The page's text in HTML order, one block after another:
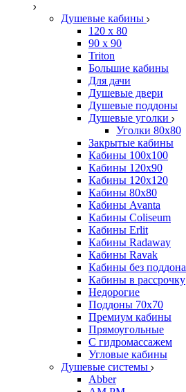
Душевые кабины
120 x 80
90 х 90
Triton
Большие кабины
Для дачи
Душевые двери
Душевые поддоны
Душевые уголки
Уголки 80х80
Закрытые кабины
Кабины 100x100
Кабины 120x90
Кабины 120х120
Кабины 80х80
Кабины Avanta
Кабины Coliseum
Кабины Erlit
Кабины Radaway
Кабины Ravak
Кабины без поддона
Кабины в рассрочку
Недорогие
Поддоны 70x70
Премиум кабины
Прямоугольные
С гидромассажем
Угловые кабины
Душевые системы
Abber